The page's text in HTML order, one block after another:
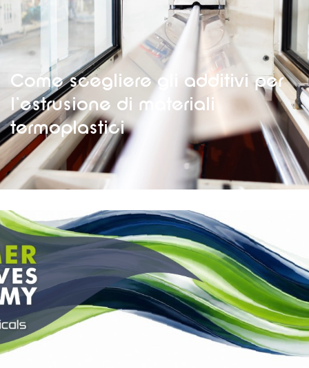
Come scegliere gli additivi per
l’estrusione di materiali
termoplastici